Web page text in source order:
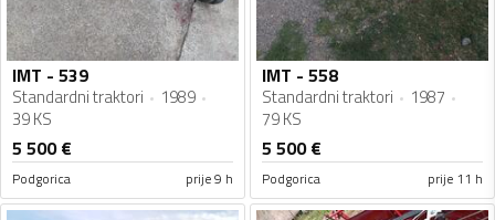
IMT - 539
Standardni traktori
1989
39 KS
5 500€
Podgorica prije 9 h
IMT - 558
Standardni traktori
1987
79 KS
5 500€
Podgorica prije 11 h